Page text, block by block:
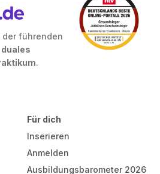
führenden
.
Für dich
Inserieren
Anmelden
Ausbildungsbarometer 2026